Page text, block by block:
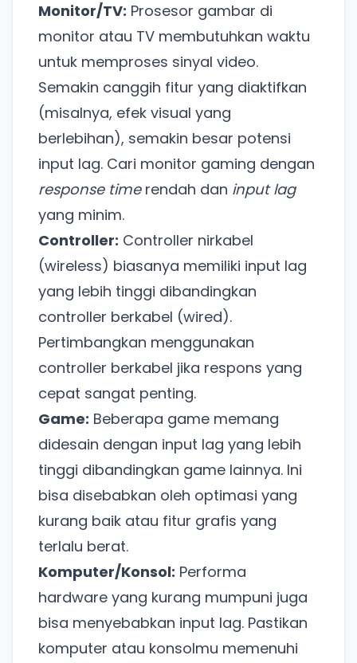
Monitor/TV: Prosesor gambar di
monitor atau TV membutuhkan waktu
untuk memproses sinyal video.
Semakin canggih fitur yang diaktifkan
(misalnya, efek visual yang
berlebihan), semakin besar potensi
input lag. Cari monitor gaming dengan
response timerendah dan input lag
yang minim.
Controller: Controller nirkabel
(wireless) biasanya memiliki input lag
yang lebih tinggi dibandingkan
controller berkabel (wired).
Pertimbangkan menggunakan
controller berkabel jika respons yang
cepat sangat penting.
Game: Beberapa game memang
didesain dengan input lag yang lebih
tinggi dibandingkan game lainnya. Ini
bisa disebabkan oleh optimasi yang
kurang baik atau fitur grafis yang
terlalu berat.
Komputer/Konsol: Performa
hardware yang kurang mumpuni juga
bisa menyebabkan input lag. Pastikan
komputer atau konsolmu memenuhi